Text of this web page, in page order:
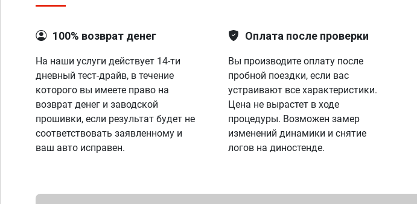
100% возврат денег
На наши услуги действует 14-ти
дневный тест-драйв, в течение
которого вы имеете право на
возврат денег и заводской
прошивки, если результат будет не
соответствовать заявленному и
ваш авто исправен.
Оплата после проверки
Вы производите оплату после
пробной поездки, если вас
устраивают все характеристики.
Цена не вырастет в ходе
процедуры. Возможен замер
изменений динамики и снятие
логов на диностенде.